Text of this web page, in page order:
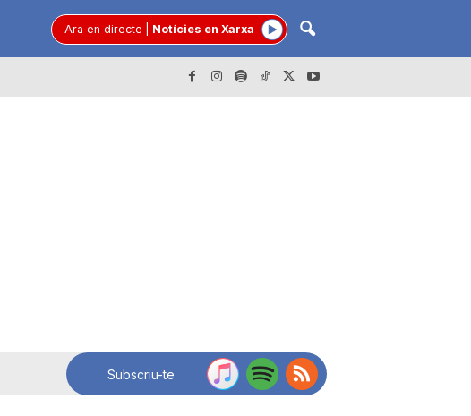
Ara en directe Notícies en Xarxa
Subscriu-te